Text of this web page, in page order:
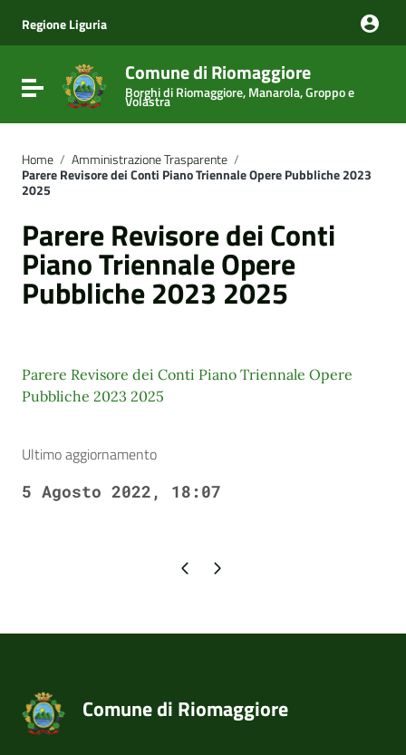
Vai al menu di navigazione
Vai al footer
Regione Liguria
Attiva / disattiva la navigazione
Comune di Riomaggiore
Borghi di Riomaggiore, Manarola, Groppo e
Volastra
Home / Amministrazione Trasparente /
Parere Revisore dei Conti Piano Triennale Opere Pubbliche 2023
2025
Parere Revisore dei Conti
Piano Triennale Opere
Pubbliche 2023 2025
Parere Revisore dei Conti Piano Triennale Opere
Pubbliche 2023 2025
Ultimo aggiornamento
5 Agosto 2022, 18:07
Pagina precedente
Pagina successiva
Comune di Riomaggiore